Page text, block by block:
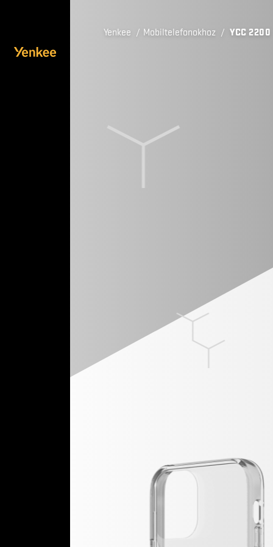
Yenkee / Mobiltelefonokhoz / YCC 2200